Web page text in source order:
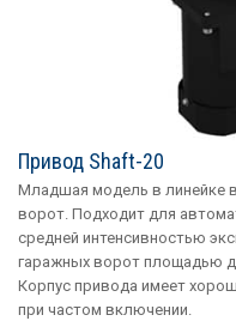
Привод Shaft-20
Младшая модель в линейке
ворот. Подходит для
средней интенсивностью
гаражных ворот площадью
Корпус привода имеет
при частом включении.